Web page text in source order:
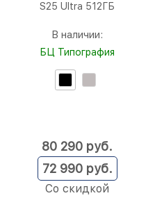
S25 Ultra 512ГБ
В наличии:
БЦ Типография
72 990 руб.
Со скидкой
80 290 руб.